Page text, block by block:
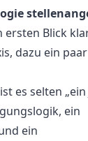
Blick
dazu ein paar
es selten „ein
ein
ein